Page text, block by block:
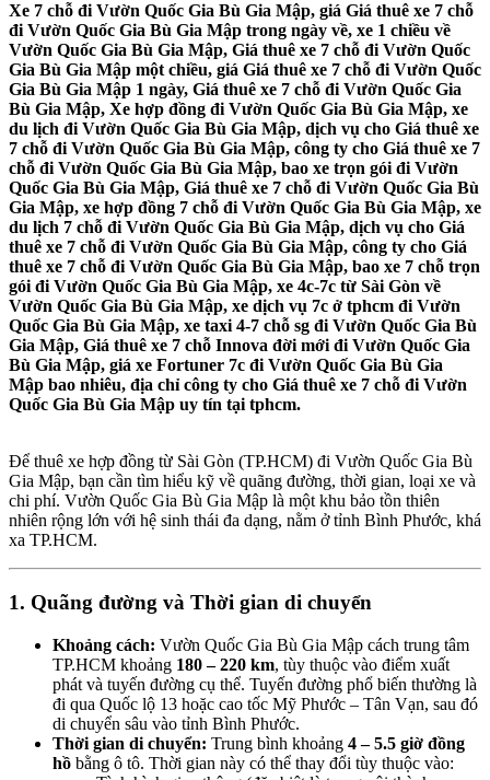
Xe 7 chỗ đi Vườn Quốc Gia Bù Gia Mập, giá Giá thuê xe 7 chỗ
đi Vườn Quốc Gia Bù Gia Mập trong ngày về, xe 1 chiều về
Vườn Quốc Gia Bù Gia Mập, Giá thuê xe 7 chỗ đi Vườn Quốc
Gia Bù Gia Mập một chiều, giá Giá thuê xe 7 chỗ đi Vườn Quốc
Gia Bù Gia Mập 1 ngày, Giá thuê xe 7 chỗ đi Vườn Quốc Gia
Bù Gia Mập, Xe hợp đồng đi Vườn Quốc Gia Bù Gia Mập, xe
du lịch đi Vườn Quốc Gia Bù Gia Mập, dịch vụ cho Giá thuê xe
7 chỗ đi Vườn Quốc Gia Bù Gia Mập, công ty cho Giá thuê xe 7
chỗ đi Vườn Quốc Gia Bù Gia Mập, bao xe trọn gói đi Vườn
Quốc Gia Bù Gia Mập, Giá thuê xe 7 chỗ đi Vườn Quốc Gia Bù
Gia Mập, xe hợp đồng 7 chỗ đi Vườn Quốc Gia Bù Gia Mập, xe
du lịch 7 chỗ đi Vườn Quốc Gia Bù Gia Mập, dịch vụ cho Giá
thuê xe 7 chỗ đi Vườn Quốc Gia Bù Gia Mập, công ty cho Giá
thuê xe 7 chỗ đi Vườn Quốc Gia Bù Gia Mập, bao xe 7 chỗ trọn
gói đi Vườn Quốc Gia Bù Gia Mập, xe 4c-7c từ Sài Gòn về
Vườn Quốc Gia Bù Gia Mập, xe dịch vụ 7c ở tphcm đi Vườn
Quốc Gia Bù Gia Mập, xe taxi 4-7 chỗ sg đi Vườn Quốc Gia Bù
Gia Mập, Giá thuê xe 7 chỗ Innova đời mới đi Vườn Quốc Gia
Bù Gia Mập, giá xe Fortuner 7c đi Vườn Quốc Gia Bù Gia
Mập bao nhiêu, địa chỉ công ty cho Giá thuê xe 7 chỗ đi Vườn
Quốc Gia Bù Gia Mập uy tín tại tphcm.
Để thuê xe hợp đồng từ Sài Gòn (TP.HCM) đi Vườn Quốc Gia Bù
Gia Mập, bạn cần tìm hiểu kỹ về quãng đường, thời gian, loại xe và
chi phí. Vườn Quốc Gia Bù Gia Mập là một khu bảo tồn thiên
nhiên rộng lớn với hệ sinh thái đa dạng, nằm ở tỉnh Bình Phước, khá
xa TP.HCM.
1. Quãng đường và Thời gian di chuyển
Khoảng cách: Vườn Quốc Gia Bù Gia Mập cách trung tâm
TP.HCM khoảng 180 – 220 km, tùy thuộc vào điểm xuất
phát và tuyến đường cụ thể. Tuyến đường phổ biến thường là
đi qua Quốc lộ 13 hoặc cao tốc Mỹ Phước – Tân Vạn, sau đó
di chuyển sâu vào tỉnh Bình Phước.
Thời gian di chuyển: Trung bình khoảng 4 – 5.5 giờ đồng
hồ bằng ô tô. Thời gian này có thể thay đổi tùy thuộc vào: